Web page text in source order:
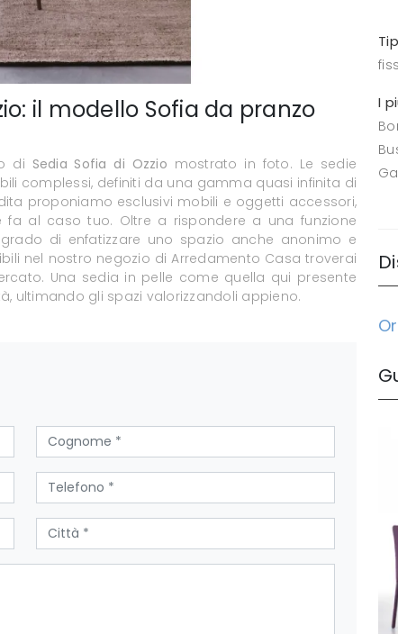
il modello Sofia da pranzo
di Sedia Sofia di Ozzio mostrato in foto. Le sedie
complessi, definiti da una gamma quasi infinita di
proponiamo esclusivi mobili e oggetti accessori,
al caso tuo. Oltre a rispondere a una funzione
di enfatizzare uno spazio anche anonimo e
nel nostro negozio di Arredamento Casa troverai
Una sedia in pelle come quella qui presente
ultimando gli spazi valorizzandoli appieno.
I